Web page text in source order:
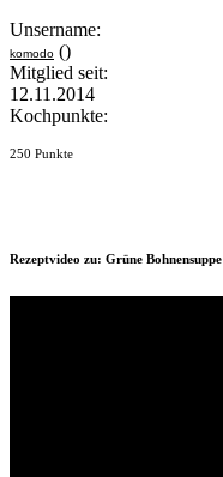
Unsername:
komodo ()
Mitglied seit:
12.11.2014
Kochpunkte:
250 Punkte
Rezeptvideo zu: Grüne Bohnensuppe